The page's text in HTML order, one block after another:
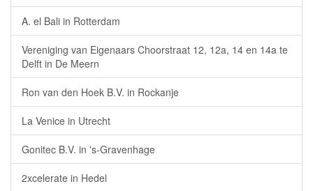
A. el Bali in Rotterdam
Vereniging van Eigenaars Choorstraat 12, 12a, 14 en 14a te
Delft in De Meern
Ron van den Hoek B.V. in Rockanje
La Venice in Utrecht
Gonitec B.V. in 's-Gravenhage
2xcelerate in Hedel